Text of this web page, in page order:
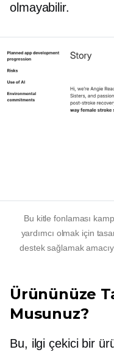
olmayabilir.
Bu kitle fonlaması
yardımcı olmak için
destek sağlamak
Ürününüze
Musunuz?
Bu, ilgi çekici bir